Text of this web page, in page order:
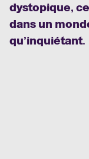
dystopique,
dans un
qu’inquiétant.